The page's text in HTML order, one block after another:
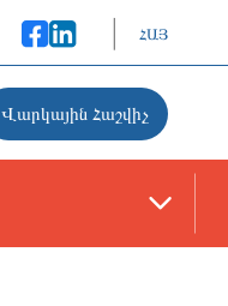
ՀԱՅ
Վարկային Հաշվիչ